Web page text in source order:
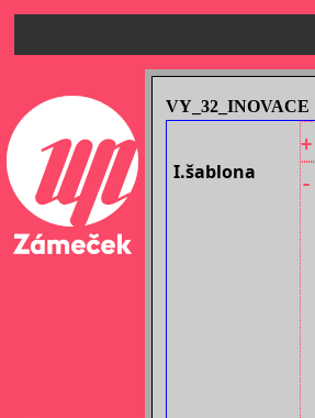
VY_32_INOVACE
I.šablona
+
-